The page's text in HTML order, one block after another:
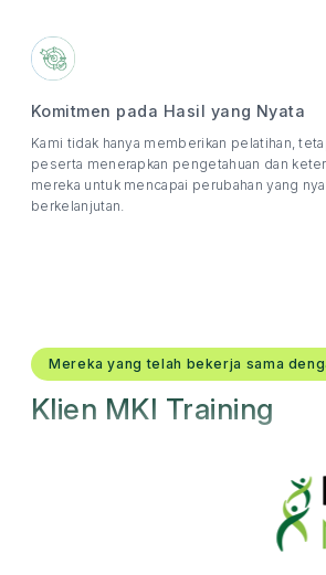
Komitmen pada Hasil yang Nyata
Kami tidak hanya memberikan pelatihan,
peserta menerapkan pengetahuan dan
mereka untuk mencapai perubahan yang
berkelanjutan.
Mereka yang telah bekerja sama
Klien MKI Training